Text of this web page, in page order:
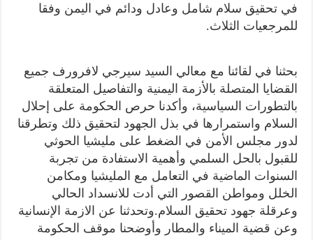
في تحقيق سلام شامل وعادل ودائم في اليمن وفقا
للمرجعيات الثلاث.
بحثنا في لقائنا مع معالي السيد سيرجي لافرورف جميع
القضايا المتصلة بالأزمة اليمنية والتفاصيل المتعلقة
بالتطورات السياسية، وأكدنا حرص الحكومة على إحلال
السلام واستمرارها في بذل الجهود لتحقيق ذلك وتطرقنا
لدور مجلس الأمن في الضغط على مليشيا الحوثي
للقبول بالحل السلمي وأهمية الاستفادة من تجربة
السنوات الماضية في التعامل مع المليشيا ومكامن
الخلل ومواطن القصور التي أدت للانسداد الحالي
وعرقلة جهود تحقيق السلام.وتحدثنا عن الازمة الإنسانية
وعن قضية الميناء والمطار وأوضحنا موقف الحكومة